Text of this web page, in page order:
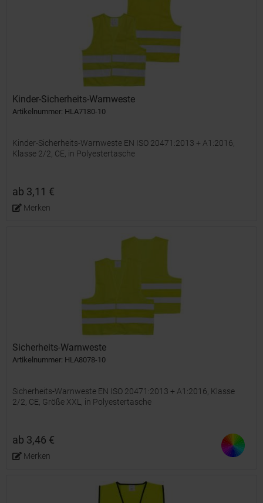
Kinder-Sicherheits-Warnweste
Artikelnummer: HLA7180-10
Kinder-Sicherheits-Warnweste EN ISO 20471:2013 + A1:2016,
Klasse 2/2, CE, in Polyestertasche
ab 3,11 €
Merken
Sicherheits-Warnweste
Artikelnummer: HLA8078-10
Sicherheits-Warnweste EN ISO 20471:2013 + A1:2016, Klasse
2/2, CE, Größe XXL, in Polyestertasche
ab 3,46 €
Merken